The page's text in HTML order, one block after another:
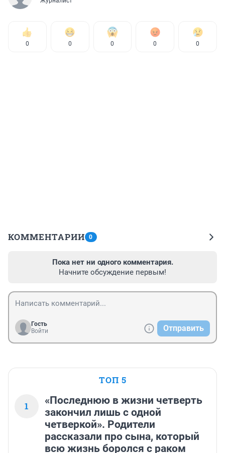
0 0 0 0 0
КОММЕНТАРИИ 0
Пока нет ни одного комментария.
Начните обсуждение первым!
Гость
Войти
Отправить
ТОП 5
1
«Последнюю в жизни четверть
закончил лишь с одной
четверкой». Родители
рассказали про сына, который
всю жизнь боролся с раком